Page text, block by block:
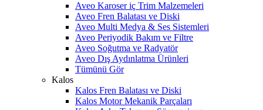
Aveo Karoser iç Trim Malzemeleri
Aveo Fren Balatası ve Diski
Aveo Multi Medya & Ses Sistemleri
Aveo Periyodik Bakım ve Filtre
Aveo Soğutma ve Radyatör
Aveo Dış Aydınlatma Ürünleri
Tümünü Gör
Kalos
Kalos Fren Balatası ve Diski
Kalos Motor Mekanik Parçaları